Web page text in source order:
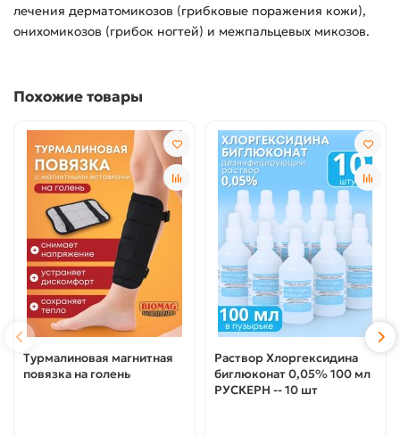
лечения дерматомикозов (грибковые поражения кожи),
онихомикозов (грибок ногтей) и межпальцевых микозов.
Похожие товары
Турмалиновая магнитная
повязка на голень
Раствор Хлоргексидина
биглюконат 0,05% 100 мл
РУСКЕРН -- 10 шт